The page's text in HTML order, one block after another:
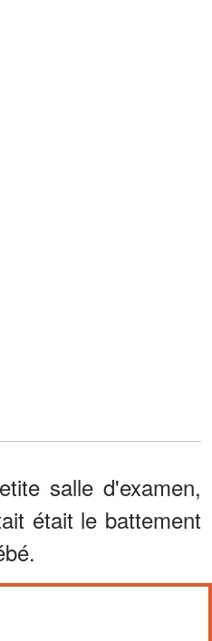
salle d'examen,
était le battement